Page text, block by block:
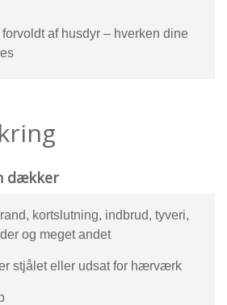
af husdyr – hverken dine
dækker
kortslutning, indbrud, tyveri,
og meget andet
stjålet eller udsat for hærværk